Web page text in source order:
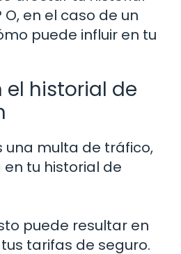
en el caso de un
puede influir en tu
historial de
una multa de tráfico,
tu historial de
puede resultar en
tarifas de seguro.